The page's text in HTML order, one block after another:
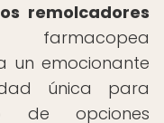
remolcadores
un emocionante
única para
de opciones